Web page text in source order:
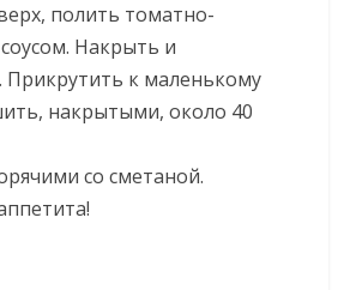
полить томатно-
Накрыть и
Прикрутить к маленькому
накрытыми, около 40
со сметаной.